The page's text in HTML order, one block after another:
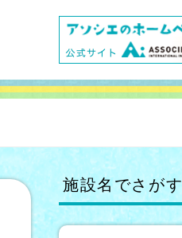
施設名でさがす